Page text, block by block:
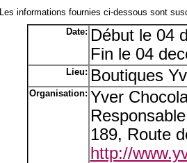
Les informations fournies ci-dessous sont
Date: Début le 04
Fin le 04
Lieu: Boutiques
Organisation: Yver
189, Route
http://